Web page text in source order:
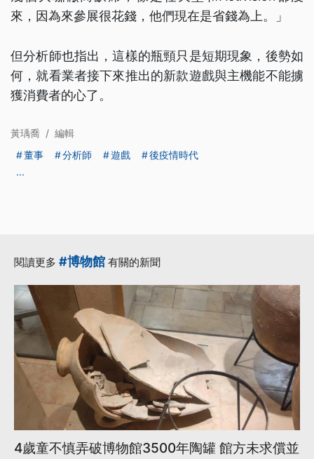
來，因為來參展很花錢，他們現在是省錢為上。」
但分析師也指出，這樣的瓶頸只是短期現象，後勢如
何，就看業者接下來推出的新款遊戲與主機能不能擄
獲消費者的心了。
黃瑀喬 / 編輯
董事
分析師 遊戲
後疫情時代
...
閱讀更多 #博物館 有關的新聞
4歲童不慎弄破博物館3500年陶罐 館方未求償並